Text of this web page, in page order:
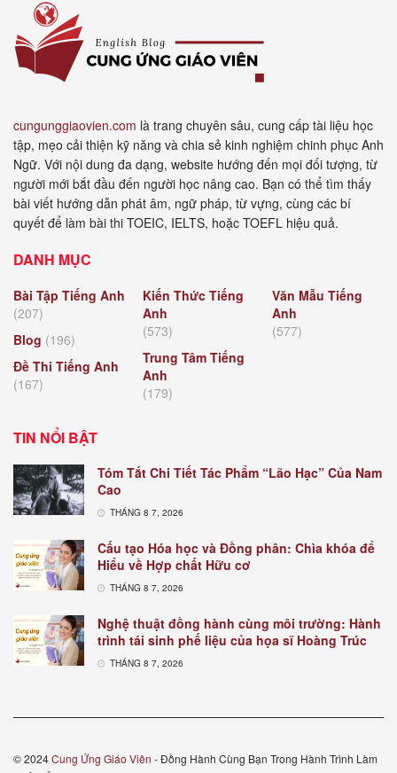
cungunggiaovien.com là trang chuyên sâu, cung cấp tài liệu học
tập, mẹo cải thiện kỹ năng và chia sẻ kinh nghiệm chinh phục Anh
Ngữ. Với nội dung đa dạng, website hướng đến mọi đối tượng, từ
người mới bắt đầu đến người học nâng cao. Bạn có thể tìm thấy
bài viết hướng dẫn phát âm, ngữ pháp, từ vựng, cùng các bí
quyết để làm bài thi TOEIC, IELTS, hoặc TOEFL hiệu quả.
DANH MỤC
Bài Tập Tiếng Anh
(207)
Blog (196)
Đề Thi Tiếng Anh
(167)
Kiến Thức Tiếng
Anh
(573)
Trung Tâm Tiếng
Anh
(179)
Văn Mẫu Tiếng
Anh
(577)
TIN NỔI BẬT
Tóm Tắt Chi Tiết Tác Phẩm “Lão Hạc” Của Nam
Cao
THÁNG 8 7, 2026
Cấu tạo Hóa học và Đồng phân: Chìa khóa để
Hiểu về Hợp chất Hữu cơ
THÁNG 8 7, 2026
Nghệ thuật đồng hành cùng môi trường: Hành
trình tái sinh phế liệu của họa sĩ Hoàng Trúc
THÁNG 8 7, 2026
© 2024Cung Ứng Giáo Viên - Đồng Hành Cùng Bạn Trong Hành Trình Làm